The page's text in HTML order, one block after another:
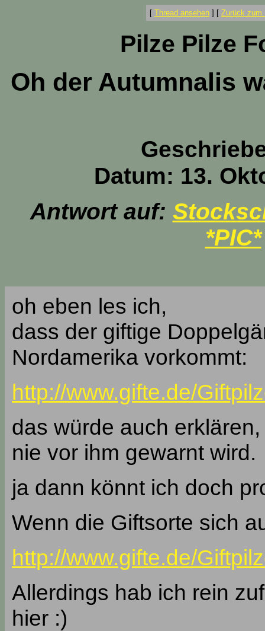
[ Thread ansehen ] [ Zurück zum
Pilze Pilze
Oh der Autumnalis
Datum: 13.
Antwort auf:
*PIC*
oh eben les ich,
dass der giftige
Nordamerika vorkommt:
http://www.gifte.de/
das würde auch
nie vor ihm gewarnt wird.
ja dann könnt ich doch
Wenn die Giftsorte sich
http://www.gifte.de/
Allerdings hab ich rein
hier :)